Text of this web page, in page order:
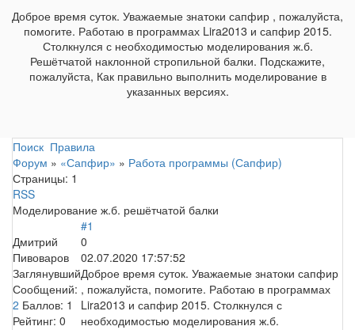
Доброе время суток. Уважаемые знатоки сапфир , пожалуйста,
помогите. Работаю в программах Lira2013 и сапфир 2015.
Столкнулся с необходимостью моделирования ж.б.
Решётчатой наклонной стропильной балки. Подскажите,
пожалуйста, Как правильно выполнить моделирование в
указанных версиях.
Поиск Правила
Форум » «Сапфир» » Работа программы (Сапфир)
Страницы: 1
RSS
Моделирование ж.б. решётчатой балки
Дмитрий
Пивоваров
Заглянувший
Сообщений:
2 Баллов: 1
Рейтинг: 0
#1
0
02.07.2020 17:57:52
Доброе время суток. Уважаемые знатоки сапфир
, пожалуйста, помогите. Работаю в программах
Lira2013 и сапфир 2015. Столкнулся с
необходимостью моделирования ж.б.